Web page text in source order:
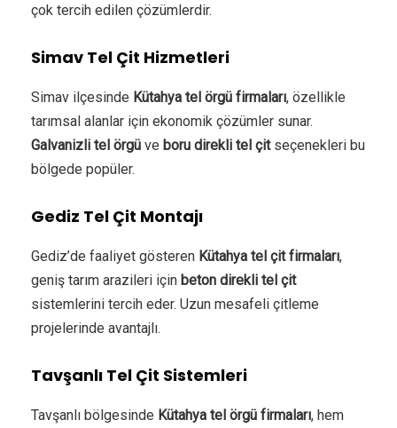
çok tercih edilen çözümlerdir.
Simav Tel Çit Hizmetleri
Simav ilçesinde Kütahya tel örgü firmaları, özellikle
tarımsal alanlar için ekonomik çözümler sunar.
Galvanizli tel örgü ve boru direkli tel çitseçenekleri bu
bölgede popüler.
Gediz Tel Çit Montajı
Gediz’de faaliyet gösteren Kütahya tel çit firmaları,
geniş tarım arazileri için beton direkli tel çit
sistemlerini tercih eder. Uzun mesafeli çitleme
projelerinde avantajlı.
Tavşanlı Tel Çit Sistemleri
Tavşanlı bölgesinde Kütahya tel örgü firmaları, hem